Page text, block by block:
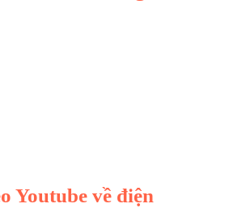
Youtube về điện